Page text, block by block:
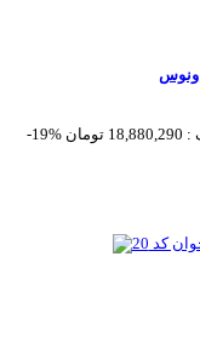
-19%
: 18,880,290 تومان